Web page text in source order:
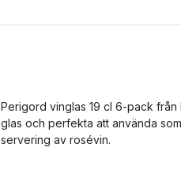
Perigord vinglas 19 cl 6-pack
glas och perfekta att använda
servering av rosévin.